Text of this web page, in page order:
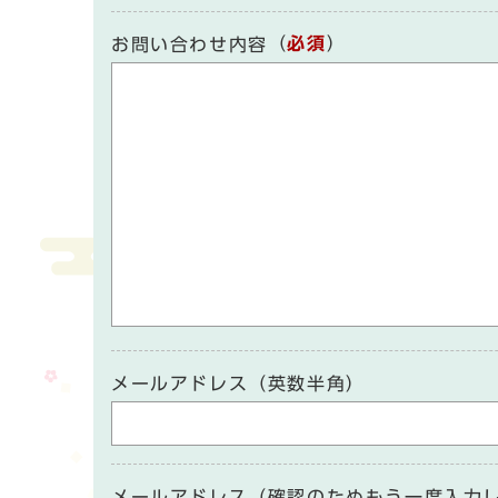
お問い合わせ内容 （必須）
メールアドレス（英数半角）